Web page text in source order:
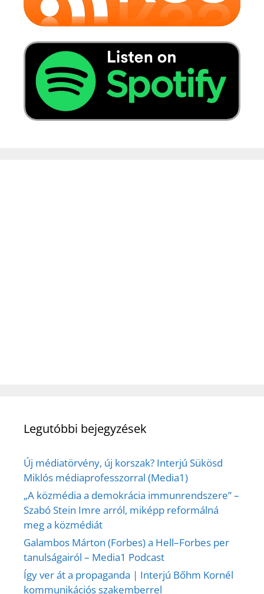
Legutóbbi bejegyzések
Új médiatörvény, új korszak? Interjú Sükösd
Miklós médiaprofesszorral (Media1)
„A közmédia a demokrácia immunrendszere” –
Szabó Stein Imre arról, miképp reformálná
meg a közmédiát
Galambos Márton (Forbes) a Hell–Forbes per
tanulságairól – Media1 Podcast
Így ver át a propaganda | Interjú Bőhm Kornél
kommunikációs szakemberrel